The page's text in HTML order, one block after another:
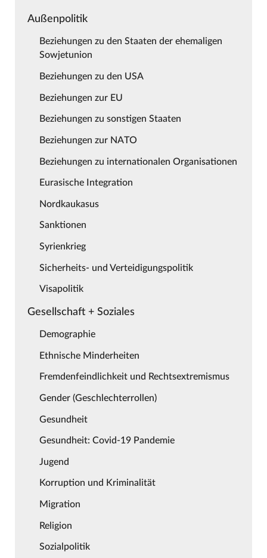
Außenpolitik
Beziehungen zu den Staaten der ehemaligen
Sowjetunion
Beziehungen zu den USA
Beziehungen zur EU
Beziehungen zu sonstigen Staaten
Beziehungen zur NATO
Beziehungen zu internationalen Organisationen
Eurasische Integration
Nordkaukasus
Sanktionen
Syrienkrieg
Sicherheits- und Verteidigungspolitik
Visapolitik
Gesellschaft + Soziales
Demographie
Ethnische Minderheiten
Fremdenfeindlichkeit und Rechtsextremismus
Gender (Geschlechterrollen)
Gesundheit
Gesundheit: Covid-19 Pandemie
Jugend
Korruption und Kriminalität
Migration
Religion
Sozialpolitik